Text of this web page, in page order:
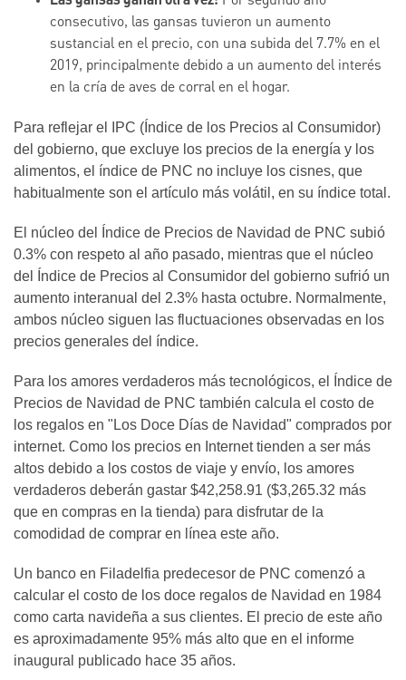
consecutivo, las gansas tuvieron un aumento
sustancial en el precio, con una subida del 7.7% en el
2019, principalmente debido a un aumento del interés
en la cría de aves de corral en el hogar.
Para reflejar el IPC (Índice de los Precios al Consumidor)
del gobierno, que excluye los precios de la energía y los
alimentos, el índice de PNC no incluye los cisnes, que
habitualmente son el artículo más volátil, en su índice total.
El núcleo del Índice de Precios de Navidad de PNC subió
0.3% con respeto al año pasado, mientras que el núcleo
del Índice de Precios al Consumidor del gobierno sufrió un
aumento interanual del 2.3% hasta octubre. Normalmente,
ambos núcleo siguen las fluctuaciones observadas en los
precios generales del índice.
Para los amores verdaderos más tecnológicos, el Índice de
Precios de Navidad de PNC también calcula el costo de
los regalos en "Los Doce Días de Navidad" comprados por
internet. Como los precios en Internet tienden a ser más
altos debido a los costos de viaje y envío, los amores
verdaderos deberán gastar $42,258.91 ($3,265.32 más
que en compras en la tienda) para disfrutar de la
comodidad de comprar en línea este año.
Un banco en Filadelfia predecesor de PNC comenzó a
calcular el costo de los doce regalos de Navidad en 1984
como carta navideña a sus clientes. El precio de este año
es aproximadamente 95% más alto que en el informe
inaugural publicado hace 35 años.